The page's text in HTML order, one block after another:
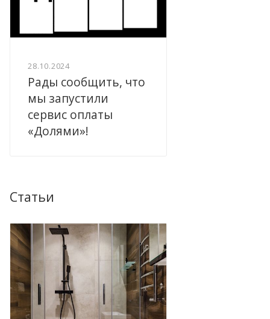
28.10.2024
Рады сообщить, что
мы запустили
сервис оплаты
«Долями»!
Статьи